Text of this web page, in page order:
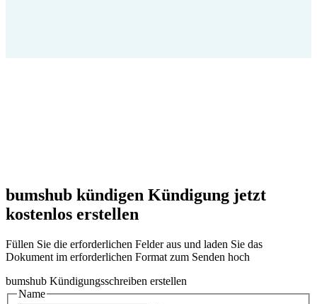
bumshub kündigen Kündigung jetzt
kostenlos erstellen
Füllen Sie die erforderlichen Felder aus und laden Sie das
Dokument im erforderlichen Format zum Senden hoch
bumshub Kündigungsschreiben erstellen
Name